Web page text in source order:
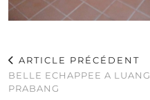
ARTICLE PRÉCÉDENT
BELLE ECHAPPEE A LUANG
PRABANG